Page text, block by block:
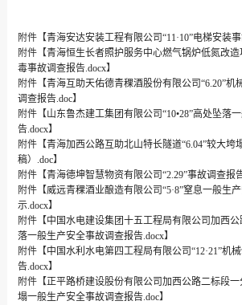
附件【青海安达安装工程有限公司“11·10”电梯安装
附件【青海恒生长者照护服务中心燃气锅炉低氮改造
毒事故调查报告.docx】
附件【青海互助天佑德青稞酒股份有限公司“6.20”机
调查报告.doc】
附件【山东鲁杰建工集团有限公司“10•28”高处坠落
告.docx】
附件【青海加西公路互助北山特长隧道“6.04”较大垮
稿）.doc】
附件【青海德坤智慧物资有限公司“2.29”事故调查报
附件【威远青稞酒业酿造有限公司“5·8”窒息一般生
示.docx】
附件【中国水电建设集团十五工程局有限公司加西公
落一般生产安全事故调查报告.docx】
附件【中国水利水电第四工程局有限公司“12·21”机
告.docx】
附件【正平路桥建设股份有限公司加西公路二标段一
塌一般生产安全事故调查报告.doc】